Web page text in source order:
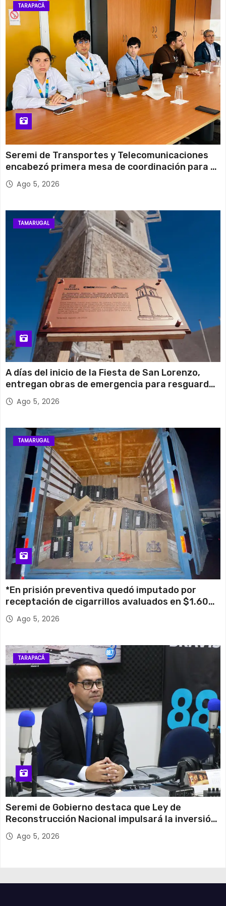
Martes
12 de agosto
Miércoles
TARAPACÁ
Seremi de Transportes y Telecomunicaciones
encabezó primera mesa de coordinación para el
retiro de cables en desuso en Iquique
Ago 5, 2026
TAMARUGAL
A días del inicio de la Fiesta de San Lorenzo,
entregan obras de emergencia para resguardar
su histórico campanario
Ago 5, 2026
TAMARUGAL
*En prisión preventiva quedó imputado por
receptación de cigarrillos avaluados en $1.600
millones*
Ago 5, 2026
TARAPACÁ
Seremi de Gobierno destaca que Ley de
Reconstrucción Nacional impulsará la inversión
y el empleo en Tarapacá
Ago 5, 2026